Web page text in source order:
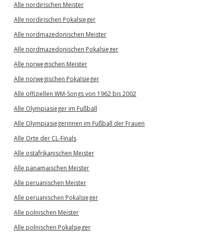
Alle nordirischen Meister
Alle nordirischen Pokalsieger
Alle nordmazedonischen Meister
Alle nordmazedonischen Pokalsieger
Alle norwegischen Meister
Alle norwegischen Pokalsieger
Alle offiziellen WM-Songs von 1962 bis 2002
Alle Olympiasieger im Fußball
Alle Olympiasiegerinnen im Fußball der Frauen
Alle Orte der CL-Finals
Alle ostafrikanischen Meister
Alle panamaischen Meister
Alle peruanischen Meister
Alle peruanischen Pokalsieger
Alle polnischen Meister
Alle polnischen Pokalsieger